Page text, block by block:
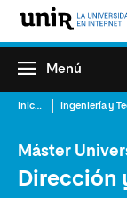
Menú
Inicio
Máster
Dirección